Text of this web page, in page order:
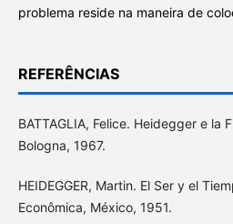
problema reside na maneira de
REFERÊNCIAS
BATTAGLIA, Felice. Heidegger e la
Bologna, 1967.
HEIDEGGER, Martin. El Ser y el
Econômica, México, 1951.